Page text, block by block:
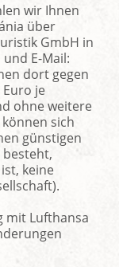
wir Ihnen
über
GmbH in
E-Mail:
dort gegen
je
ohne weitere
sich
günstigen
besteht,
keine
mit Lufthansa